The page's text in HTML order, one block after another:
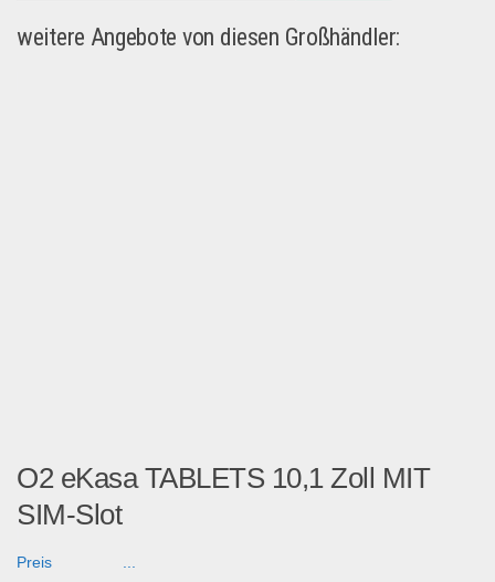
weitere Angebote von diesen Großhändler:
O2 eKasa TABLETS 10,1 Zoll MIT
SIM-Slot
Preis ...